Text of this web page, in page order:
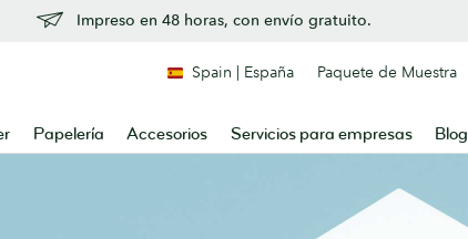
Impreso en 48 horas, con envío gratuito.
Papelería Accesorios Servicios para empresas Blog
Spain | España Paquete de Muestra